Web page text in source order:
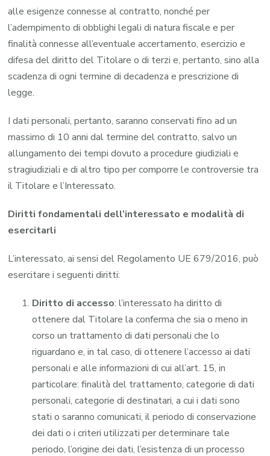
alle esigenze connesse al contratto, nonché per
l’adempimento di obblighi legali di natura fiscale e per
finalità connesse all’eventuale accertamento, esercizio e
difesa del diritto del Titolare o di terzi e, pertanto, sino alla
scadenza di ogni termine di decadenza e prescrizione di
legge.
I dati personali, pertanto, saranno conservati fino ad un
massimo di 10 anni dal termine del contratto, salvo un
allungamento dei tempi dovuto a procedure giudiziali e
stragiudiziali e di altro tipo per comporre le controversie tra
il Titolare e l’Interessato.
Diritti fondamentali dell’interessato e modalità di
esercitarli
L’interessato, ai sensi del Regolamento UE 679/2016, può
esercitare i seguenti diritti:
Diritto di accesso: l’interessato ha diritto di
ottenere dal Titolare la conferma che sia o meno in
corso un trattamento di dati personali che lo
riguardano e, in tal caso, di ottenere l’accesso ai dati
personali e alle informazioni di cui all’art. 15, in
particolare: finalità del trattamento, categorie di dati
personali, categorie di destinatari, a cui i dati sono
stati o saranno comunicati, il periodo di conservazione
dei dati o i criteri utilizzati per determinare tale
periodo, l’origine dei dati, l’esistenza di un processo